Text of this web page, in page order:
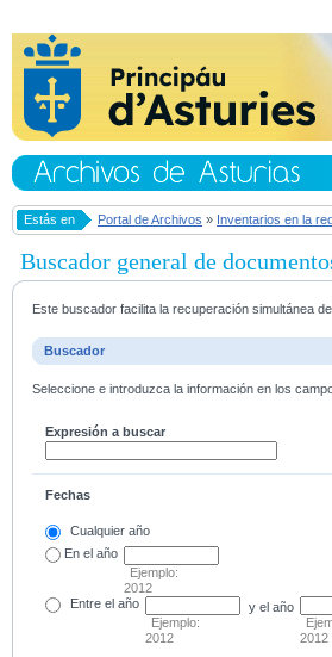
Estás en Portal de Archivos » Inventarios en la red
Buscador general de
Este buscador facilita la recuperación simultánea
Buscador
Seleccione e introduzca la información en los
Expresión a buscar
Fechas
Cualquier año
En el año
Ejemplo:
2012
Entre el año
Ejemplo:
2012
y el año
2012